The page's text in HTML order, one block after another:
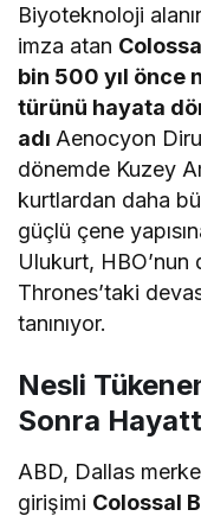
Biyoteknoloji
imza atan
bin 500 yıl önce
türünü hayata
adı Aenocyon
dönemde Kuzey
kurtlardan daha
güçlü çene
Ulukurt,
Thrones’taki
tanınıyor.
Nesli
Sonra
ABD, Dallas
girişimi Colossal